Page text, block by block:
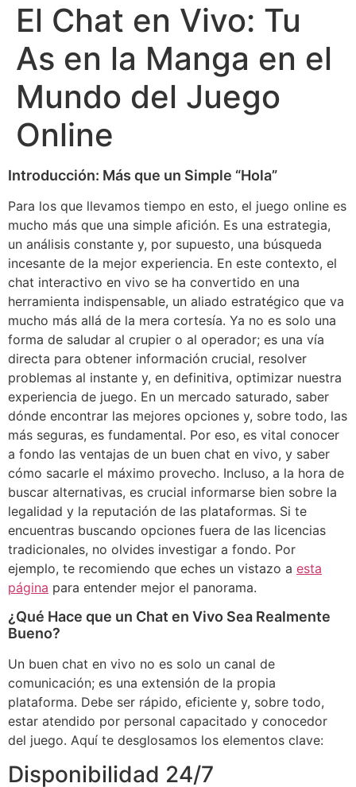
El Chat en Vivo: Tu
As en la Manga en el
Mundo del Juego
Online
Introducción: Más que un Simple “Hola”
Para los que llevamos tiempo en esto, el juego online es
mucho más que una simple afición. Es una estrategia,
un análisis constante y, por supuesto, una búsqueda
incesante de la mejor experiencia. En este contexto, el
chat interactivo en vivo se ha convertido en una
herramienta indispensable, un aliado estratégico que va
mucho más allá de la mera cortesía. Ya no es solo una
forma de saludar al crupier o al operador; es una vía
directa para obtener información crucial, resolver
problemas al instante y, en definitiva, optimizar nuestra
experiencia de juego. En un mercado saturado, saber
dónde encontrar las mejores opciones y, sobre todo, las
más seguras, es fundamental. Por eso, es vital conocer
a fondo las ventajas de un buen chat en vivo, y saber
cómo sacarle el máximo provecho. Incluso, a la hora de
buscar alternativas, es crucial informarse bien sobre la
legalidad y la reputación de las plataformas. Si te
encuentras buscando opciones fuera de las licencias
tradicionales, no olvides investigar a fondo. Por
ejemplo, te recomiendo que eches un vistazo a esta
página para entender mejor el panorama.
¿Qué Hace que un Chat en Vivo Sea Realmente
Bueno?
Un buen chat en vivo no es solo un canal de
comunicación; es una extensión de la propia
plataforma. Debe ser rápido, eficiente y, sobre todo,
estar atendido por personal capacitado y conocedor
del juego. Aquí te desglosamos los elementos clave:
Disponibilidad 24/7